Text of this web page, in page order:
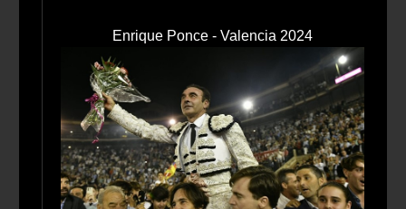
Enrique Ponce - Valencia 2024